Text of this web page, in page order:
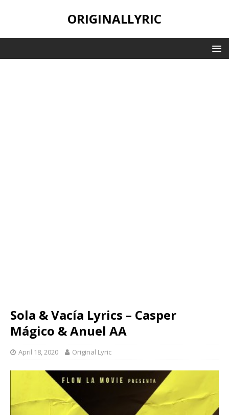
ORIGINALLYRIC
Sola & Vacía Lyrics – Casper
Mágico & Anuel AA
April 18, 2020 Original Lyric